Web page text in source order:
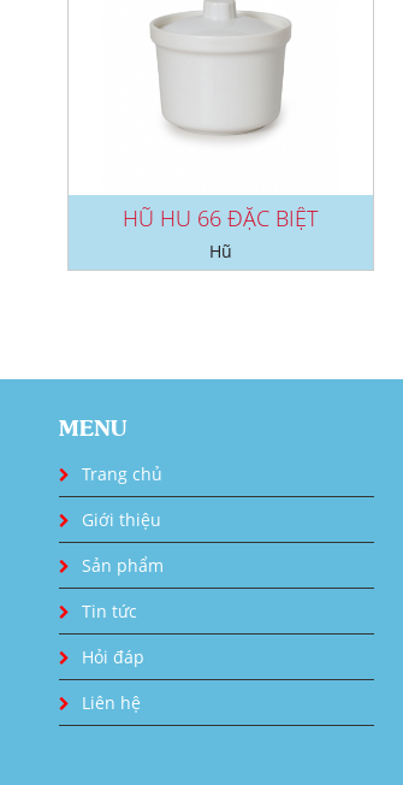
HŨ HU 66 ĐẶC BIỆT
Hũ
MENU
Trang chủ
Giới thiệu
Sản phẩm
Tin tức
Hỏi đáp
Liên hệ